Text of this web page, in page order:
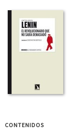
CONTENIDOS